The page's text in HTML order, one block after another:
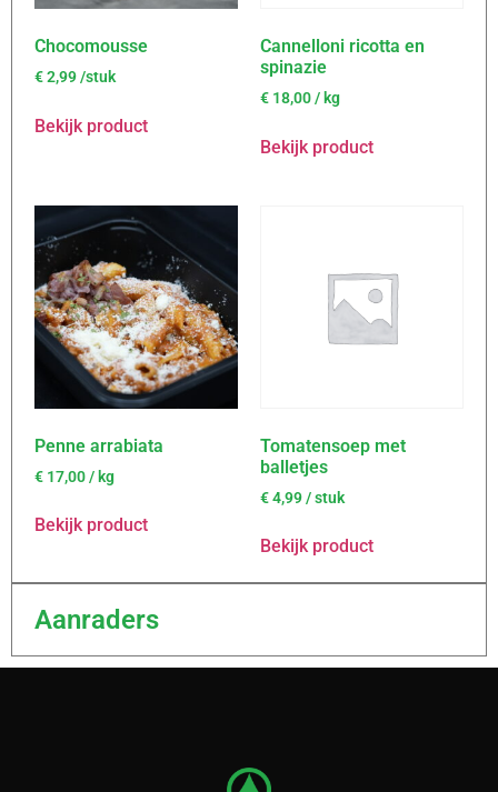
Chocomousse
€2,99/stuk
Bekijk product
Cannelloni ricotta en
spinazie
€ 18,00/ kg
Bekijk product
Penne arrabiata
€ 17,00/ kg
Bekijk product
Tomatensoep met
balletjes
€4,99/ stuk
Bekijk product
Aanraders